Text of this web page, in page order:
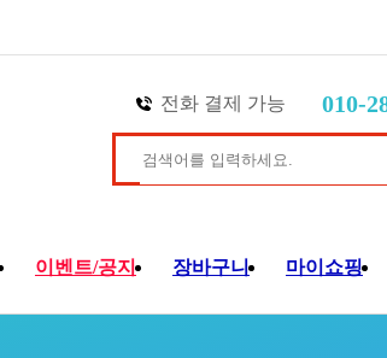
전화 결제 가능 010-
이벤트/공지 장바구니 마이쇼핑